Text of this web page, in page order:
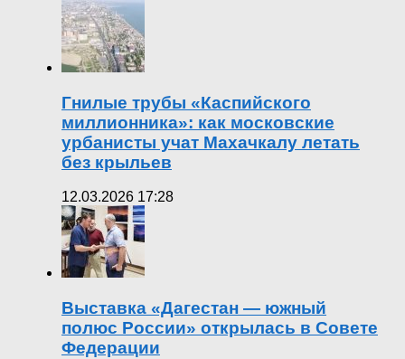
Гнилые трубы «Каспийского
миллионника»: как московские
урбанисты учат Махачкалу летать
без крыльев
12.03.2026 17:28
Выставка «Дагестан — южный
полюс России» открылась в Совете
Федерации